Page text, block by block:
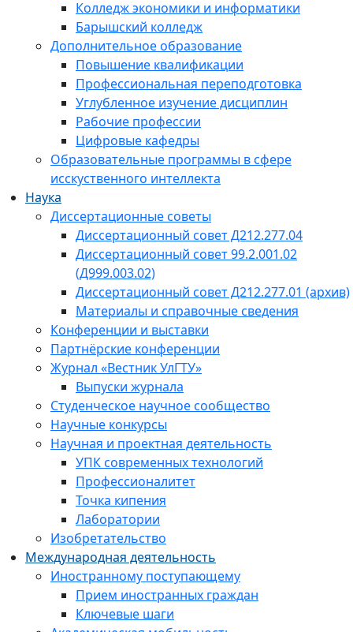
Колледж экономики и информатики
Барышский колледж
Дополнительное образование
Повышение квалификации
Профессиональная переподготовка
Углубленное изучение дисциплин
Рабочие профессии
Цифровые кафедры
Образовательные программы в сфере
исскуственного интеллекта
Наука
Диссертационные советы
Диссертационный совет Д212.277.04
Диссертационный совет 99.2.001.02
(Д999.003.02)
Диссертационный совет Д212.277.01 (архив)
Материалы и справочные сведения
Конференции и выставки
Партнёрские конференции
Журнал «Вестник УлГТУ»
Выпуски журнала
Студенческое научное сообщество
Научные конкурсы
Научная и проектная деятельность
УПК современных технологий
Профессионалитет
Точка кипения
Лаборатории
Изобретательство
Международная деятельность
Иностранному поступающему
Прием иностранных граждан
Ключевые шаги